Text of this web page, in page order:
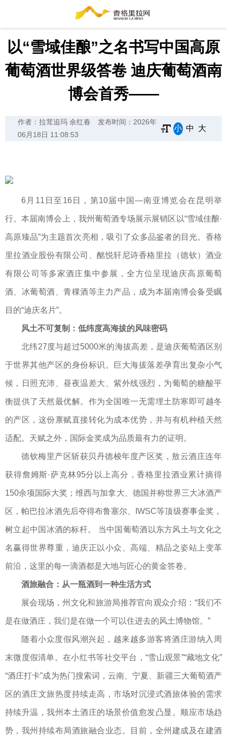
以“雪域佳酿”之名书写中国高原
葡萄酒世界级答卷 迪庆葡萄酒南
博会首秀——
作者：拉茸追玛 余红春
发布时间：2026年
06月18日 11:08:53
小 中 大
6月11日至16日，第10届中国—南亚博览会在昆明举
行。本届南博会上，我州葡萄酒专场展示展销区以“雪域佳酿·
高原臻品”为主题首次亮相，吸引了众多品鉴者的目光。香格
里拉酒业股份有限公司、酩悦轩尼诗香格里拉（德钦）酒业
有限公司等多家酒庄集中参展，全方位呈现迪庆高原葡萄
酒、冰葡萄酒、青稞酒等主力产品，成为本届南博会备受瞩
目的“迪庆名片”。
风土不可复制：低纬度高海拔的风味密码
北纬27度与超过5000米的海拔高差，是迪庆葡萄酒区别
于世界其他产区的身份标识。巨大海拔落差孕育出复杂小气
候，日照充沛、昼夜温差大、紫外线强烈，为葡萄的糖酸平
衡提供了天然最优解。作为全国唯一无需埋土防寒即可越冬
的产区，这份禀赋直接转化为成本优势，并与有机种植天然
适配。天赋之外，国际金奖成为品质最有力的证明。
德钦梅里产区斩获贝丹德梭年度产区奖，敖云酒庄连年
获得詹姆斯·萨克林95分以上高分，香格里拉酒业累计摘得
150余项国际大奖；维西与加拿大、德国并称世界三大冰酒产
区，帕巴拉冰酒先后夺得布鲁塞尔、IWSC等顶级赛事金奖，
树立起中国冰酒的标杆。 当中国葡萄酒以东方风土与文化之
名赢得世界尊重，迪庆正以小众、高端、精品之姿站上变革
前沿，这里的每一滴酒都是大地与匠心的黄金答卷。
酒旅融合：从一瓶酒到一种生活方式
展会现场，州文化和旅游局推荐官向观众介绍：“我们不
是在做酒庄，我们是在做一个可以住进去的风土博物馆。”
随着小众度假风潮兴起，越来越多游客将酒庄游纳入周
末微度假清单。在小红书等社交平台，“雪山观景”“藏地文化”
“酒庄打卡”成为热门搜索词，云南、宁夏、新疆三大葡萄酒产
区的酒庄文旅热度持续走高，市场对沉浸式酒旅体验的需求
持续升温，我州本土酒庄的场景价值愈发凸显。顺应市场趋
势，我州持续布局酒旅融合业态。目前，全州建成及在建酒